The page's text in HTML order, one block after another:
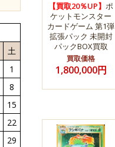
【買取20％UP】 ポ
ケットモンスター
カードゲーム 第1弾
拡張パック 未開封
パックBOX買取
買取価格
1,800,000円
土
1
8
15
22
29